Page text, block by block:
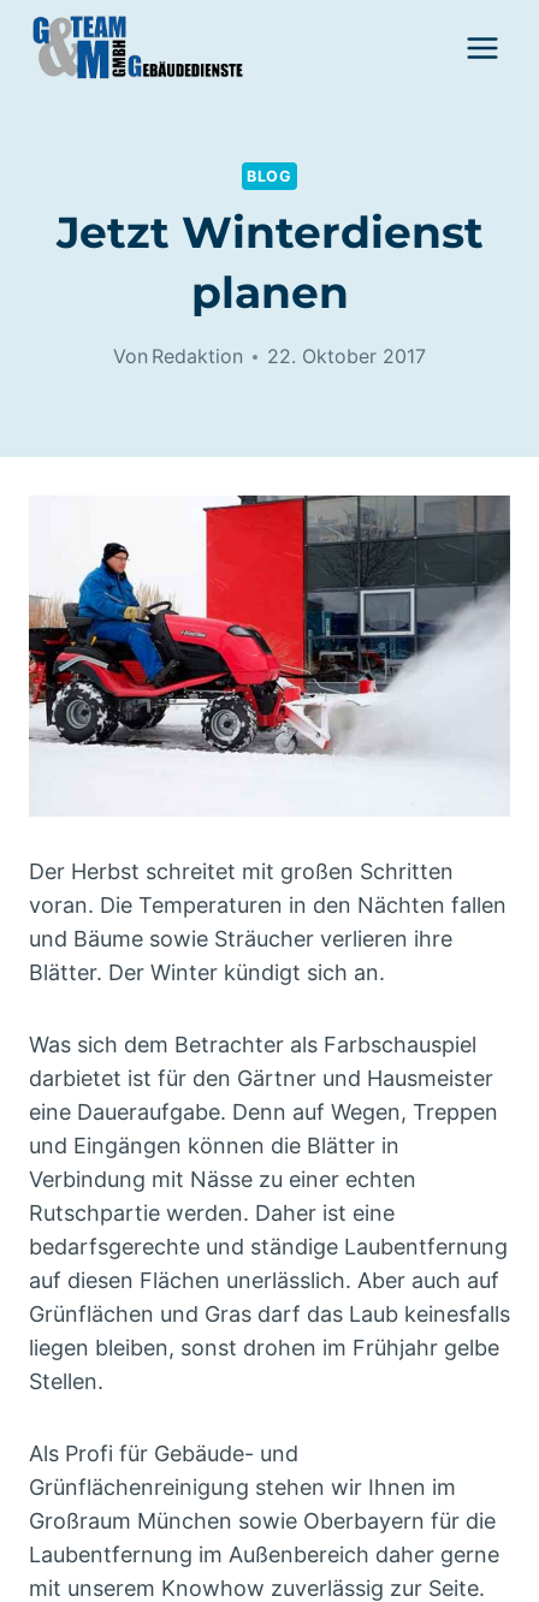
Zum
Inhalt
springen
BLOG
Jetzt Winterdienst
planen
Von Redaktion 22. Oktober 2017
Der Herbst schreitet mit großen Schritten
voran. Die Temperaturen in den Nächten fallen
und Bäume sowie Sträucher verlieren ihre
Blätter. Der Winter kündigt sich an.
Was sich dem Betrachter als Farbschauspiel
darbietet ist für den Gärtner und Hausmeister
eine Daueraufgabe. Denn auf Wegen, Treppen
und Eingängen können die Blätter in
Verbindung mit Nässe zu einer echten
Rutschpartie werden. Daher ist eine
bedarfsgerechte und ständige Laubentfernung
auf diesen Flächen unerlässlich. Aber auch auf
Grünflächen und Gras darf das Laub keinesfalls
liegen bleiben, sonst drohen im Frühjahr gelbe
Stellen.
Als Profi für Gebäude- und
Grünflächenreinigung stehen wir Ihnen im
Großraum München sowie Oberbayern für die
Laubentfernung im Außenbereich daher gerne
mit unserem Knowhow zuverlässig zur Seite.